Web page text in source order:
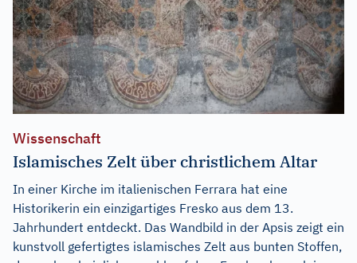
Wissenschaft
Islamisches Zelt über christlichem Altar
In einer Kirche im italienischen Ferrara hat eine
Historikerin ein einzigartiges Fresko aus dem 13.
Jahrhundert entdeckt. Das Wandbild in der Apsis zeigt ein
kunstvoll gefertigtes islamisches Zelt aus bunten Stoffen,